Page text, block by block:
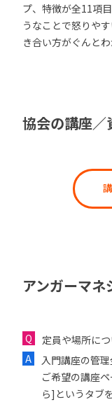
プ、特徴が全11項
うなことで怒りや
き合い方がぐんと
協会の講座／
アンガーマ
定員や場所に
入門講座の管
ご希望の講座
ら]というタブ